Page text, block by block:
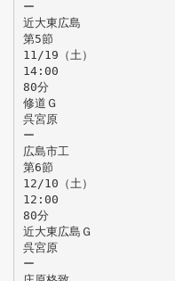
ー
近大東広島
第5節
11/19（土）
14:00
80分
修道Ｇ
呉宮原
ー
広島市工
第6節
12/10（土）
12:00
80分
近大東広島Ｇ
呉宮原
ー